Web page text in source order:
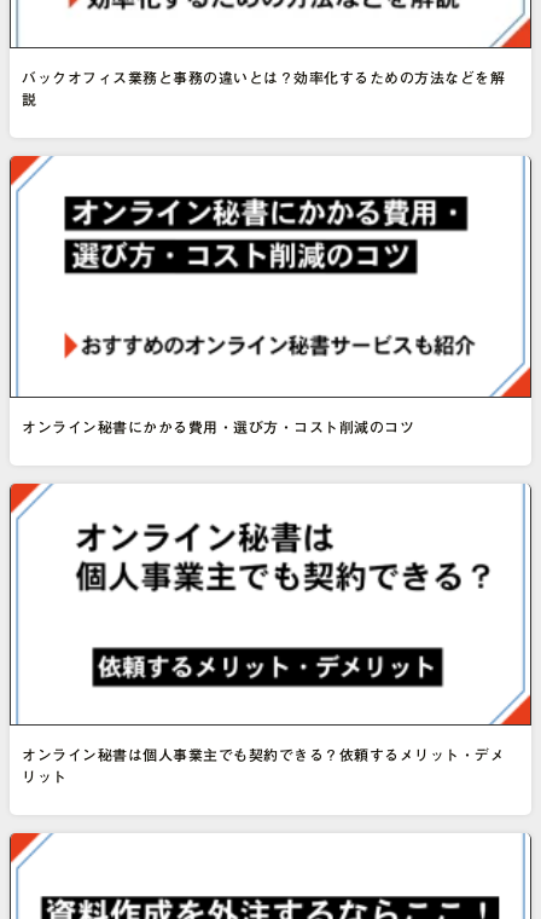
バックオフィス業務と事務の違いとは？効率化するための方法などを解
説
オンライン秘書にかかる費用・選び方・コスト削減のコツ
オンライン秘書は個人事業主でも契約できる？依頼するメリット・デメ
リット